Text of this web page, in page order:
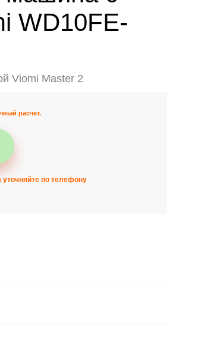
WD10FE-
Viomi Master 2
расчет.
уточняйте по телефону